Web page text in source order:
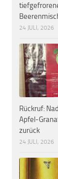
24 JULI, 2026
Rückruf:
Apfel-
zurück
24 JULI, 2026